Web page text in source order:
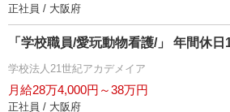
正社員 / 大阪府
「学校職員/愛玩動物看護/」 年間休日
学校法人21世紀アカデメイア
月給28万4,000円～38万円
正社員 / 大阪府